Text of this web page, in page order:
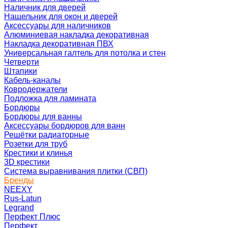
Наличник для дверей
Нащельник для окон и дверей
Аксессуары для наличников
Алюминиевая накладка декоративная
Накладка декоративная ПВХ
Универсальная галтель для потолка и стен
Четверти
Штапики
Кабель-каналы
Ковродержатели
Подложка для ламината
Бордюры
Бордюры для ванны
Аксессуары бордюров для ванн
Решётки радиаторные
Розетки для труб
Крестики и клинья
3D крестики
Система выравнивания плитки (СВП)
Бренды
NEEXY
Rus-Latun
Legrand
Перфект Плюс
Перфект